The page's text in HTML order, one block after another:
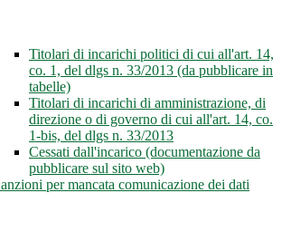
Titolari di incarichi politici di cui all'art. 14,
co. 1, del dlgs n. 33/2013 (da pubblicare in
tabelle)
Titolari di incarichi di amministrazione, di
direzione o di governo di cui all'art. 14, co.
1-bis, del dlgs n. 33/2013
Cessati dall'incarico (documentazione da
pubblicare sul sito web)
per mancata comunicazione dei dati